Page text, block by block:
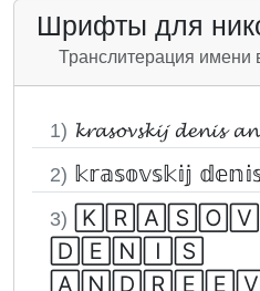
Шрифты для
Транслитерация имени
1) 𝓴𝓻𝓪𝓼𝓸𝓿𝓼𝓴𝓲𝓳 𝓭𝓮𝓷𝓲𝓼
2) 𝕜𝕣𝕒𝕤𝕠𝕧𝕤𝕜𝕚𝕛
3)
🄳🄴🄽🄸🅂